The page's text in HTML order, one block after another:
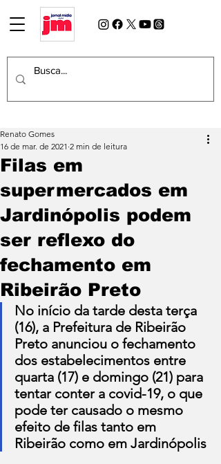
Filas em
supermercados em
Jardinópolis podem
ser reflexo do
fechamento em
Ribeirão Preto
Renato Gomes
16 de mar. de 2021 2 min de leitura
No início da tarde desta terça
(16), a Prefeitura de Ribeirão
Preto anunciou o fechamento
dos estabelecimentos entre
quarta (17) e domingo (21) para
tentar conter a covid-19, o que
pode ter causado o mesmo
efeito de filas tanto em
Ribeirão como em Jardinópolis